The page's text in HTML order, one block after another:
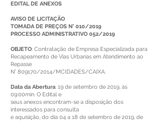
EDITAL DE ANEXOS
AVISO DE LICITAÇÃO
TOMADA DE PREÇOS N° 010/2019
PROCESSO ADMINISTRATIVO 052/2019
OBJETO: Contratação de Empresa Especializada para
Recapeamento de Vias Urbanas em Atendimento ao
Repasse
N° 809170/2014/MCIDADES/CAIXA.
Data da Abertura: 19 de setembro de 2019, às
09:00min. O Edital e
seus anexos encontram-se a disposição dos
interessados para consulta
e aquisição, do dia 04 a 18 de setembro de 2019, de